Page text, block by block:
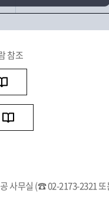
참조
사무실 (☎ 02-2173-2321 또